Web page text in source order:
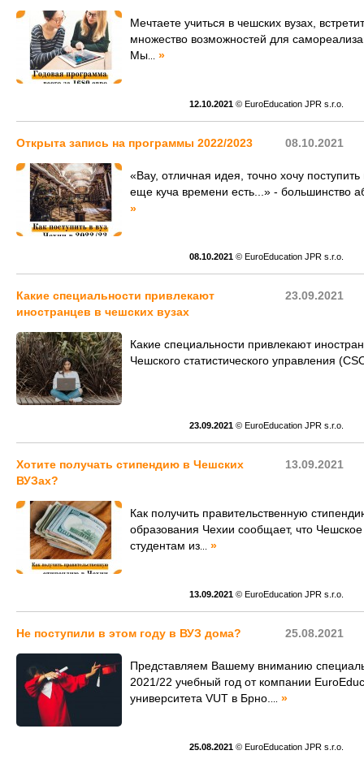
Мечтаете учиться в чешских вузах,
множество возможностей для
Мы
»
12.10.2021 © EuroEducation JPR s.r.o.
08.10.2021
Открыта запись на программы 2022/2023
«Вау, отличная идея, точно хочу
еще куча времени есть...» - большинство
»
08.10.2021 © EuroEducation JPR s.r.o.
23.09.2021
Какие специальности привлекают
иностранцев в чешских вузах
Какие специальности привлекают
Чешского статистического управления
23.09.2021 © EuroEducation JPR s.r.o.
13.09.2021
Хотите получать стипендию в Чешских
ВУЗах?
Как получить правительственную
образования Чехии сообщает, что
студентам из
»
13.09.2021 © EuroEducation JPR s.r.o.
25.08.2021
Не поступили в этом году в ВУЗ дома?
Представляем Вашему вниманию
2021/22 учебный год от компании
университета VUT в Брно.
»
25.08.2021 © EuroEducation JPR s.r.o.